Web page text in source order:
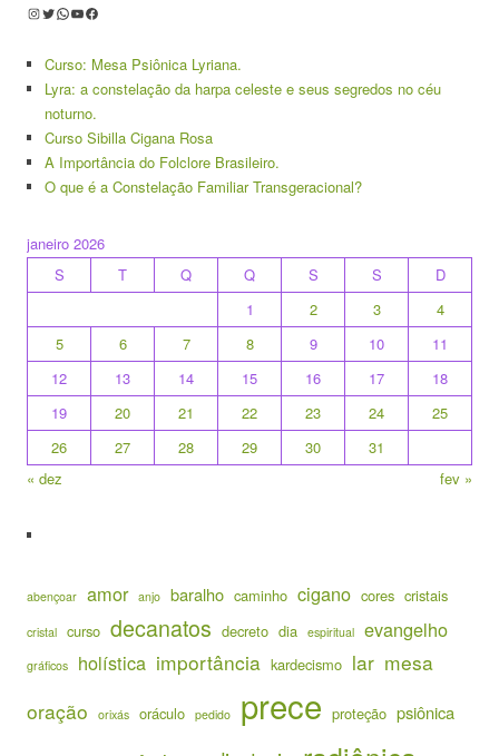
Instagram
Twitter
WhatsApp
Youtube
Facebook
Curso: Mesa Psiônica Lyriana.
Lyra: a constelação da harpa celeste e seus segredos no céu
noturno.
Curso Sibilla Cigana Rosa
A Importância do Folclore Brasileiro.
O que é a Constelação Familiar Transgeracional?
janeiro 2026
S
T Q Q S S
D
1
2 3
4
5
6 7 8 9 10
11
12
13 14 15 16 17
18
19
20 21 22 23 24
25
26
27 28 29 30
31
« dez
fev »
abençoar amor anjo baralho caminho cigano cores cristais
cristal curso decanatos decreto dia espiritual evangelho
gráficos holística importância kardecismo lar mesa
oração
orixás oráculo pedido prece proteção psiônica